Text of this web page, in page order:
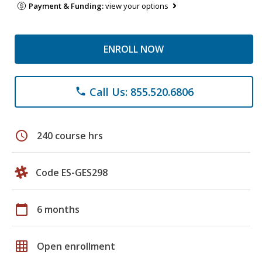
Payment & Funding:view your options
ENROLL NOW
phone Call Us: 855.520.6806
schedule 240 course hrs
Code ES-GES298
calendar_today 6 months
grid_on Open enrollment